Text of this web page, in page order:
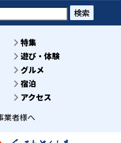
検索
特集
遊び・体験
グルメ
宿泊
アクセス
業者様へ